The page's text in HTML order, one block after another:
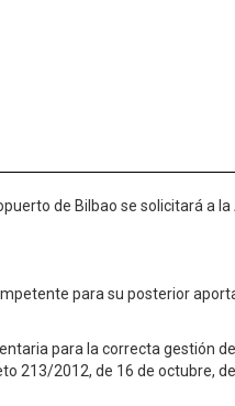
de Bilbao se solicitará a la
para su posterior
para la correcta gestión
213/2012, de 16 de octubre, de